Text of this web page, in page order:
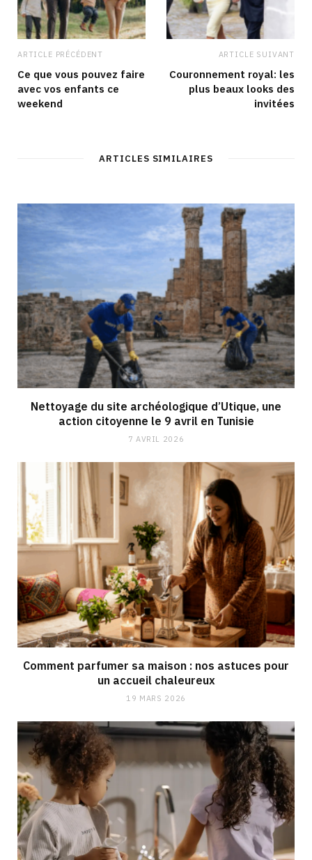
ARTICLE PRÉCÉDENT
Ce que vous pouvez faire
avec vos enfants ce
weekend
ARTICLE SUIVANT
Couronnement royal: les
plus beaux looks des
invitées
ARTICLES SIMILAIRES
Nettoyage du site archéologique d’Utique, une
action citoyenne le 9 avril en Tunisie
7 AVRIL 2026
Comment parfumer sa maison : nos astuces pour
un accueil chaleureux
19 MARS 2026